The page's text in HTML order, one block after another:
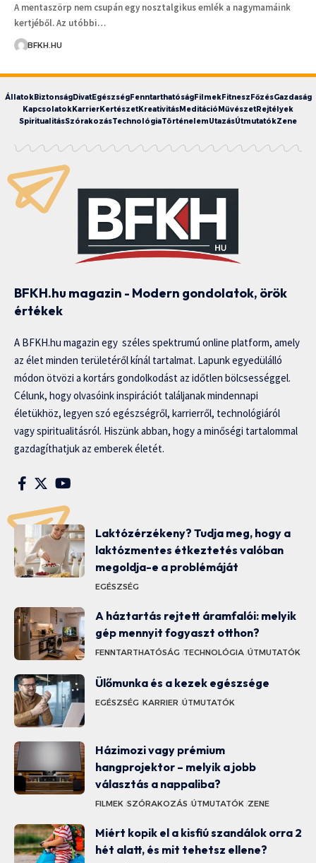
A mentaszörp nem csupán egy nosztalgikus emlék a nagymamáink
kertjéből. Az utóbbi…
BFKH.HU
ÁllatokBiztonságDivatEgészségFenntarthatóságFilmekFitneszFőzésGazdaság
KapcsolatokKarrierKertészetKreativitásMeditációMűvészetRejtélyek
SpiritualitásSzórakozásTechnológiaTörténelemUtazásÚtmutatókZene
BFKH.hu magazin - Modern gondolatok, örök
értékek
A BFKH.hu magazin egy széles spektrumú online platform, amely
az élet minden területéről kínál tartalmat. Lapunk egyedülálló
módon ötvözi a kortárs gondolkodást az időtlen bölcsességgel.
Célunk, hogy olvasóink inspirációt találjanak mindennapi
életükhöz, legyen szó egészségről, karrierről, technológiáról
vagy spiritualitásról. Hiszünk abban, hogy a minőségi tartalommal
gazdagíthatjuk az emberek életét.
Laktózérzékeny? Tudja meg, hogy a
laktózmentes étkeztetés valóban
megoldja-e a problémáját
EGÉSZSÉG
A háztartás rejtett áramfalói: melyik
gép mennyit fogyaszt otthon?
FENNTARTHATÓSÁG TECHNOLÓGIA ÚTMUTATÓK
Ülőmunka és a kezek egészsége
EGÉSZSÉG KARRIER ÚTMUTATÓK
Házimozi vagy prémium
hangprojektor – melyik a jobb
választás a nappaliba?
FILMEK SZÓRAKOZÁS ÚTMUTATÓK ZENE
Miért kopik el a kisfiú szandálok orra 2
hét alatt, és mit tehetsz ellene?